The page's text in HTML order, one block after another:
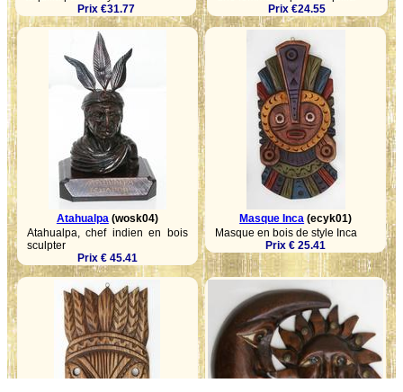
Prix €31.77
Prix €24.55
Atahualpa(wosk04)
Atahualpa, chef indien en bois
sculpter
Prix € 45.41
Masque Inca (ecyk01)
Masque en bois de style Inca
Prix € 25.41